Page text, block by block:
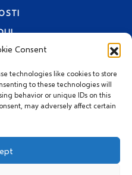
Consent
technologies like cookies to store
to these technologies will
behavior or unique IDs on this
may adversely affect certain